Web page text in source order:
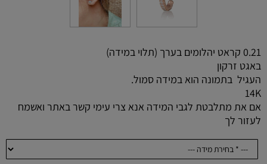
0.21 קראט יהלומים בערך (תלוי במידה)
באגט זרקון
העגיל בתמונה הוא במידה סמול.
14K
אם את מתלבטת לגבי המידה אנא צרי עימי קשר באתר ואשמח
לעזור לך